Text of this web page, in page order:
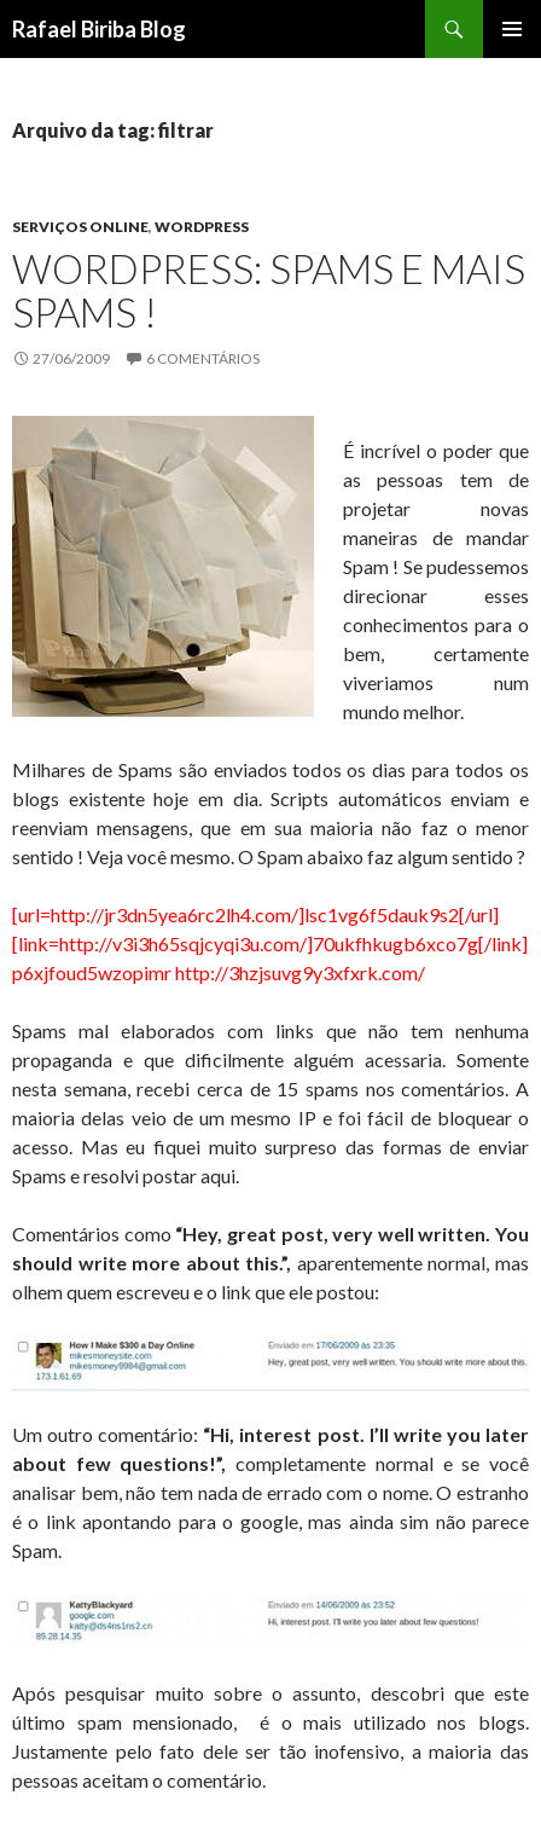
Rafael Biriba Blog
CONTEÚDO
Arquivo da tag: filtrar
SERVIÇOS ONLINE, WORDPRESS
WORDPRESS: SPAMS E MAIS
SPAMS !
27/06/2009 6 COMENTÁRIOS
É incrível o poder que
as pessoas tem de
projetar novas
maneiras de mandar
Spam ! Se pudessemos
direcionar esses
conhecimentos para o
bem, certamente
viveriamos num
mundo melhor.
Milhares de Spams são enviados todos os dias para todos os
blogs existente hoje em dia. Scripts automáticos enviam e
reenviam mensagens, que em sua maioria não faz o menor
sentido ! Veja você mesmo. O Spam abaixo faz algum sentido ?
[url=http://jr3dn5yea6rc2lh4.com/]lsc1vg6f5dauk9s2[/url]
[link=http://v3i3h65sqjcyqi3u.com/]70ukfhkugb6xco7g[/link]
p6xjfoud5wzopimr http://3hzjsuvg9y3xfxrk.com/
Spams mal elaborados com links que não tem nenhuma
propaganda e que dificilmente alguém acessaria. Somente
nesta semana, recebi cerca de 15 spams nos comentários. A
maioria delas veio de um mesmo IP e foi fácil de bloquear o
acesso. Mas eu fiquei muito surpreso das formas de enviar
Spams e resolvi postar aqui.
Comentários como “Hey, great post, very well written. You
should write more about this.”, aparentemente normal, mas
olhem quem escreveu e o link que ele postou:
Um outro comentário: “Hi, interest post. I’ll write you later
about few questions!”,completamente normal e se você
analisar bem, não tem nada de errado com o nome. O estranho
é o link apontando para o google, mas ainda sim não parece
Spam.
Após pesquisar muito sobre o assunto, descobri que este
último spam mensionado, é o mais utilizado nos blogs.
Justamente pelo fato dele ser tão inofensivo, a maioria das
pessoas aceitam o comentário.